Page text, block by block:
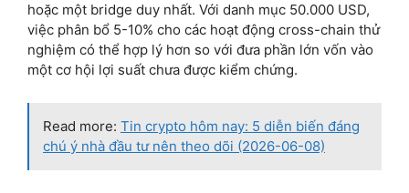
hoặc một bridge duy nhất. Với danh mục 50.000 USD,
việc phân bổ 5-10% cho các hoạt động cross-chain thử
nghiệm có thể hợp lý hơn so với đưa phần lớn vốn vào
một cơ hội lợi suất chưa được kiểm chứng.
Read more: Tin crypto hôm nay: 5 diễn biến đáng
chú ý nhà đầu tư nên theo dõi (2026-06-08)